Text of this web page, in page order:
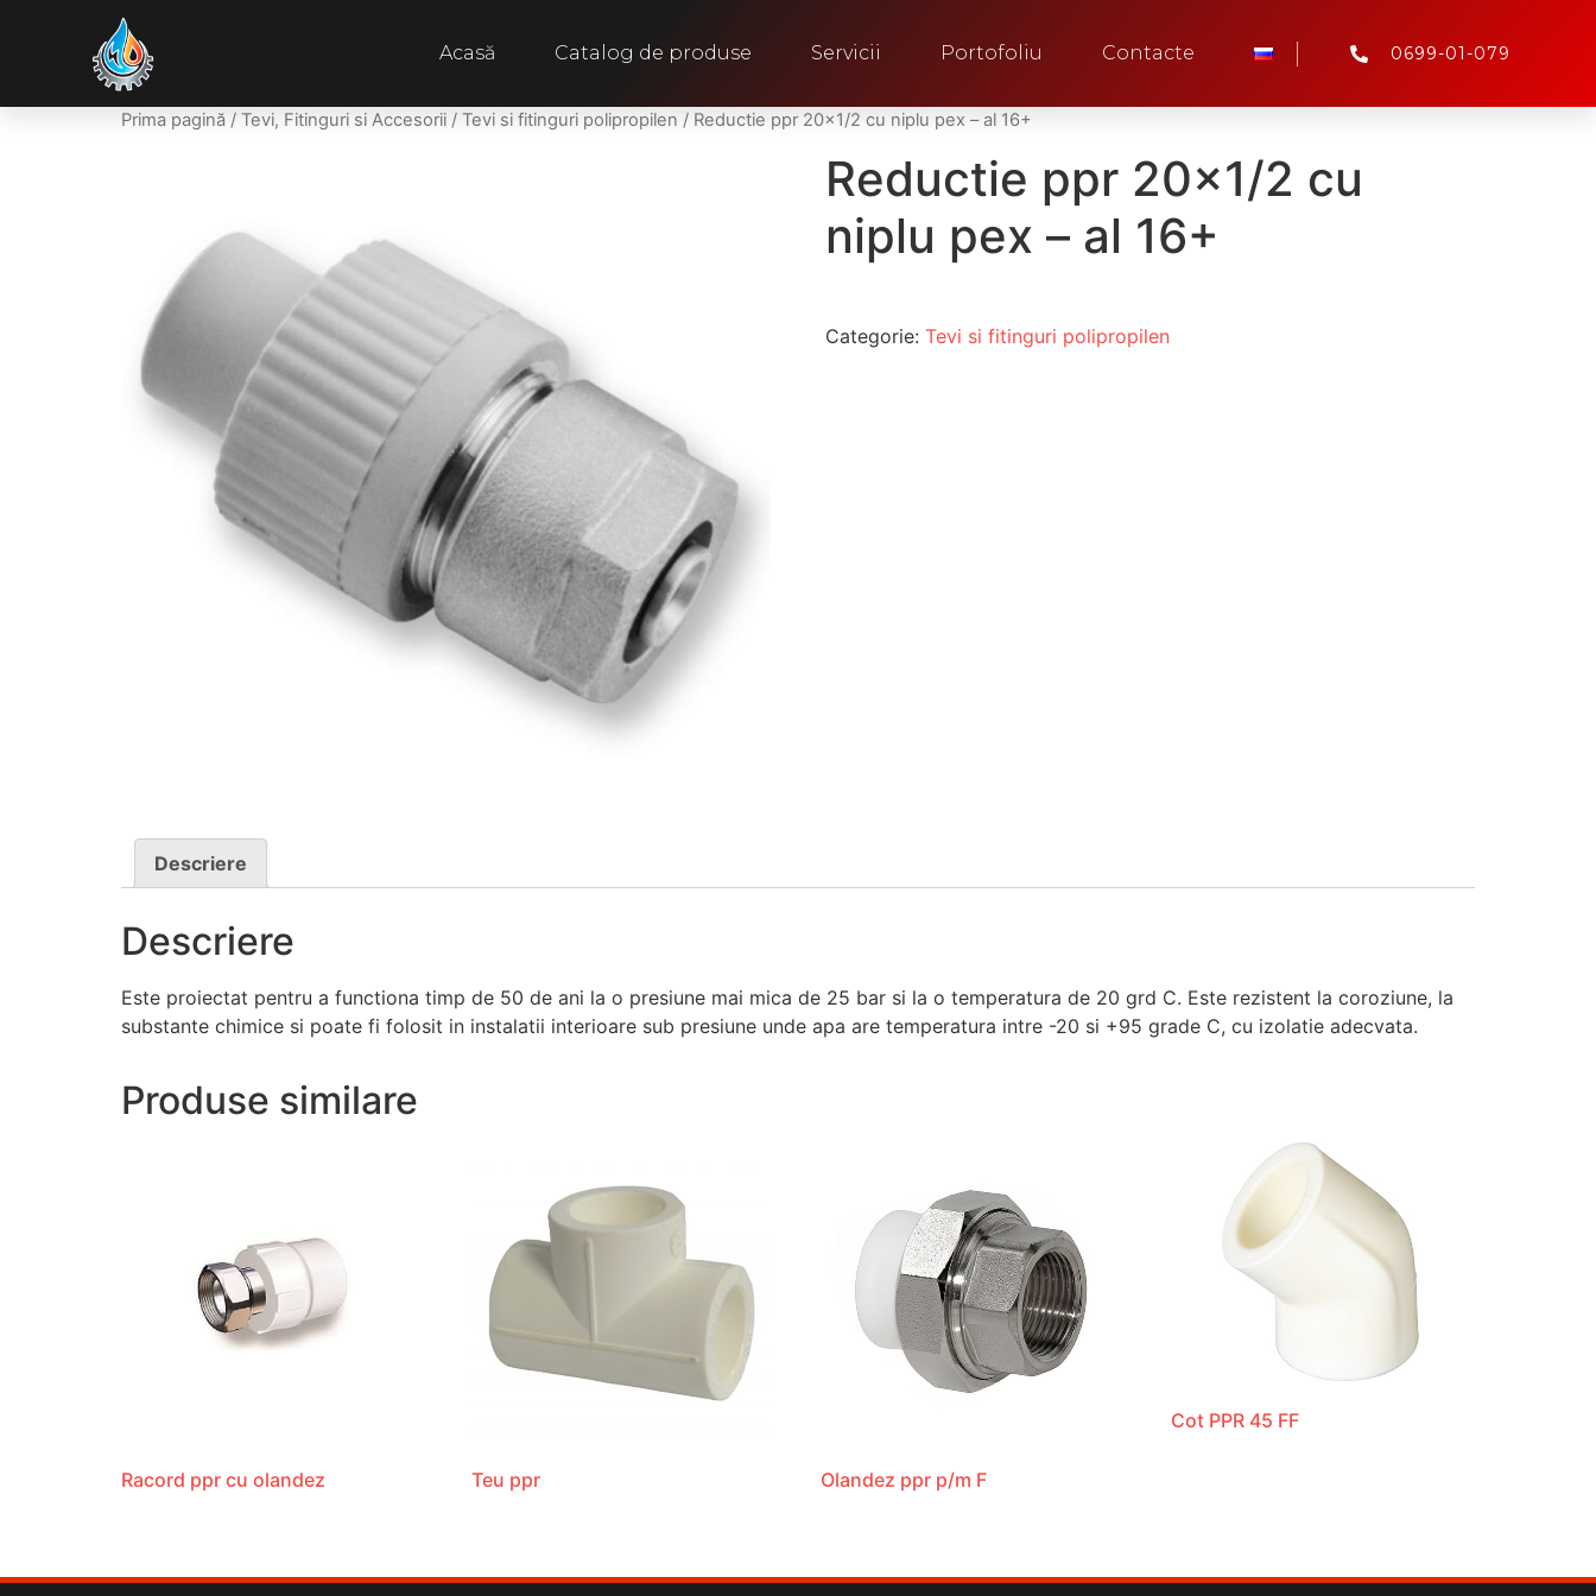
Acasă Catalog de produse Servicii Portofoliu Contacte 0699-01-079
Prima pagină / Tevi, Fitinguri si Accesorii / Tevi si fitinguri polipropilen / Reductie ppr 20×1/2 cu niplu pex – al 16+
Reductie ppr 20×1/2 cu
niplu pex – al 16+
Categorie: Tevi si fitinguri polipropilen
Descriere
Descriere
Este proiectat pentru a functiona timp de 50 de ani la o presiune mai mica de 25 bar si la o temperatura de 20 grd C. Este rezistent la coroziune, la
substante chimice si poate fi folosit in instalatii interioare sub presiune unde apa are temperatura intre -20 si +95 grade C, cu izolatie adecvata.
Produse similare
Racord ppr cu olandez Teu ppr Olandez ppr p/m F
Cot PPR 45 FF